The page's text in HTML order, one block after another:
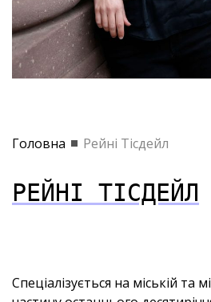
Головна Рейні Тісдейл
РЕЙНІ ТІСДЕЙЛ
Спеціалізується на міській та